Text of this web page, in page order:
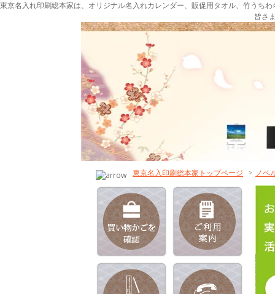
東京名入れ印刷総本家は、オリジナル名入れカレンダー、販促用タオル、竹うち
皆さ
東京名入印刷総本家トップページ > ノベ